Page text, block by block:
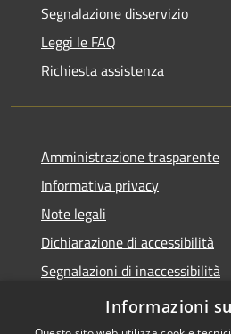
Segnalazione disservizio
Leggi le FAQ
Richiesta assistenza
Amministrazione trasparente
Informativa privacy
Note legali
Dichiarazione di accessibilità
Segnalazioni di inaccessibilità
Whistleblowing segnalazione
Informazioni